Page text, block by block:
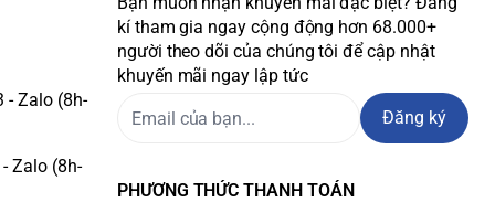
- Zalo (8h-
Zalo (8h-
kí tham gia ngay cộng động hơn 68.000+
người theo dõi của chúng tôi để cập nhật
khuyến mãi ngay lập tức
Đăng ký
PHƯƠNG THỨC THANH TOÁN